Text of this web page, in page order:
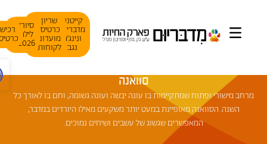
קייטנת
מדבריום
ונינג׳ה
שריון
כרטיסי
מועדוני
לקוחות
סיורי
לילה
2026
רכישת
כרטיסים
סוואנה
מרחב מישורי ופתוח שמתקיימות בו עונה יבשה ועונה גשומה, וחם בו לאורך כל
השנה. הסוואנה מאופיינת במעט יותר משקעים מאילו היורדים במדבר,
המאפשרים שגשוג של עשבים ושיחים נמוכים.